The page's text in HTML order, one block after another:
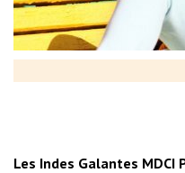
Les Indes Galantes MDCI